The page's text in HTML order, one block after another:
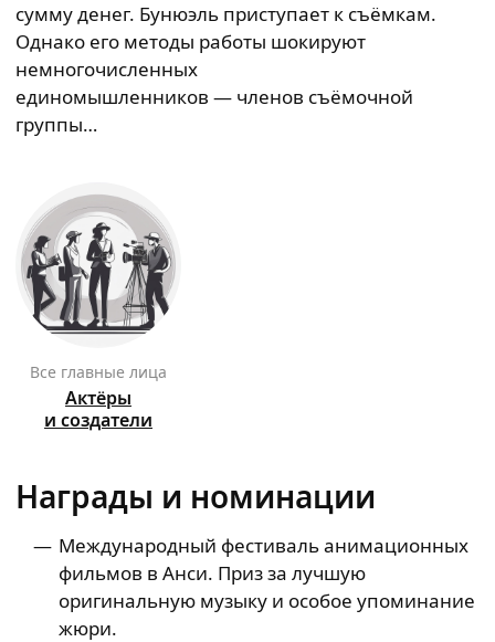
сумму денег. Бунюэль приступает к съёмкам.
Однако его методы работы шокируют
немногочисленных
единомышленников — членов съёмочной
группы…
Все главные лица
Актёры
и создатели
Награды и номинации
Международный фестиваль анимационных
фильмов в Анси. Приз за лучшую
оригинальную музыку и особое упоминание
жюри.